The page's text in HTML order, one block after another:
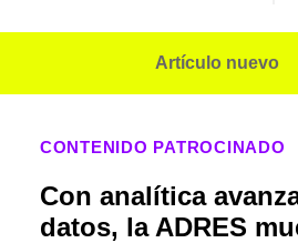
Artículo nuevo
CONTENIDO PATROCINADO
Con analítica
datos, la ADRES